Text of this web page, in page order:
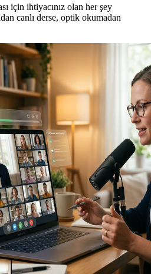
için ihtiyacınız olan her şey
canlı derse, optik okumadan